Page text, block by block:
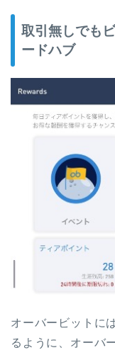
取引無しでも
ードハブ
オーバービットに
るように、オーバ